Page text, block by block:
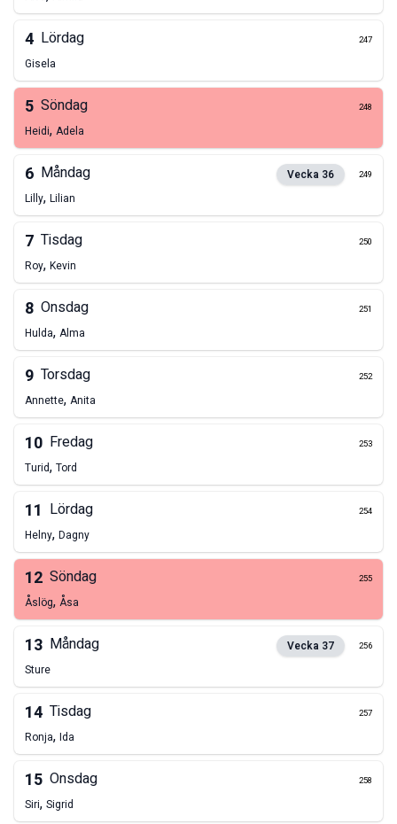
4 Lördag 247
Gisela
5 Söndag 248
Heidi, Adela
6 Måndag Vecka 36 249
Lilly, Lilian
7 Tisdag 250
Roy, Kevin
8 Onsdag 251
Hulda, Alma
9 Torsdag 252
Annette, Anita
10 Fredag 253
Turid, Tord
11 Lördag 254
Helny, Dagny
12 Söndag 255
Åslög, Åsa
13 Måndag Vecka 37 256
Sture
14 Tisdag 257
Ronja, Ida
15 Onsdag 258
Siri, Sigrid